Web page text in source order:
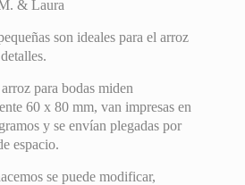
& Laura
son ideales para el arroz
para bodas miden
60 x 80 mm, van impresas en
y se envían plegadas por
espacio.
se puede modificar,